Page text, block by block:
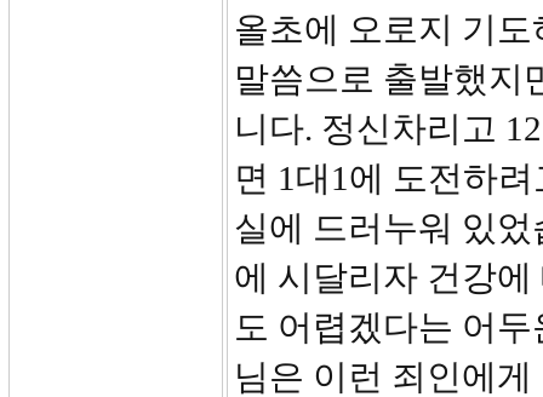
올초에 오로지 기
말씀으로 출발했지
니다. 정신차리고
면 1대1에 도전하
실에 드러누워 있
에 시달리자 건강
도 어렵겠다는 어
님은 이런 죄인에